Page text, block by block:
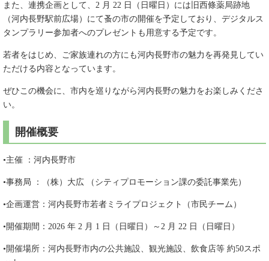
また、連携企画として、2 月 22 日（日曜日）には旧西條薬局跡地
（河内長野駅前広場）にて蚤の市の開催を予定しており、デジタルス
タンプラリー参加者へのプレゼントも用意する予定です。
若者をはじめ、ご家族連れの方にも河内長野市の魅力を再発見してい
ただける内容となっています。
ぜひこの機会に、市内を巡りながら河内長野の魅力をお楽しみくださ
い。
開催概要
•主催 ：河内長野市
•事務局 ：（株）大広 （シティプロモーション課の委託事業先）
•企画運営：河内長野市若者ミライプロジェクト（市民チーム）
•開催期間：2026 年 2 月 1 日（日曜日）～2 月 22 日（日曜日）
•開催場所：河内長野市内の公共施設、観光施設、飲食店等 約50スポ